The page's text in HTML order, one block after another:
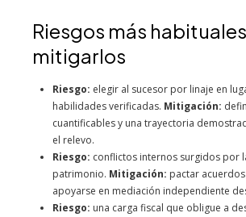
Riesgos más
mitigarlos
Riesgo: elegir al sucesor por linaje en
habilidades verificadas. Mitigación:
cuantificables y una trayectoria
el relevo.
Riesgo: conflictos internos surgidos por
patrimonio. Mitigación: pactar
apoyarse en mediación independiente
Riesgo: una carga fiscal que obligue a